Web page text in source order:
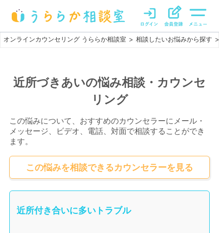
オンラインカウンセリング うららか相談室 > 相談したいお悩みから探す >
近所づきあいの悩み相談・カウンセ
リング
この悩みについて、おすすめのカウンセラーにメール・
メッセージ、ビデオ、電話、対面で相談することができ
ます。
この悩みを相談できるカウンセラーを見る
近所付き合いに多いトラブル